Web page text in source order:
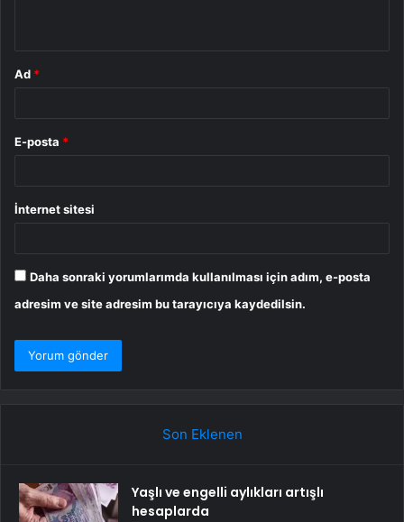
Ad *
E-posta *
İnternet sitesi
Daha sonraki yorumlarımda kullanılması için adım, e-posta
adresim ve site adresim bu tarayıcıya kaydedilsin.
Son Eklenen
Yaşlı ve engelli aylıkları artışlı
hesaplarda